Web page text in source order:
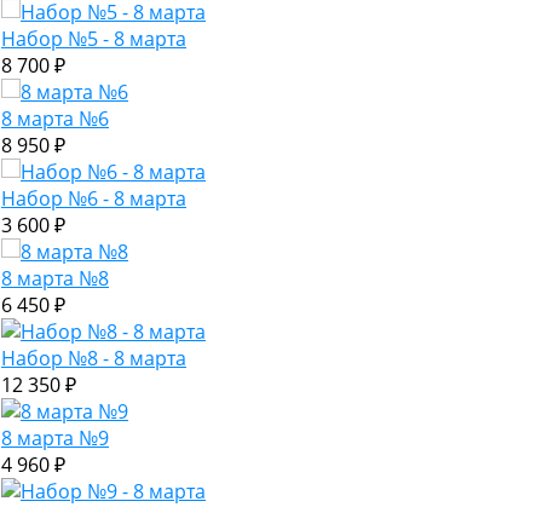
Набор №5 - 8 марта
8 700 ₽
8 марта №6
8 950 ₽
Набор №6 - 8 марта
3 600 ₽
8 марта №8
6 450 ₽
Набор №8 - 8 марта
12 350 ₽
8 марта №9
4 960 ₽